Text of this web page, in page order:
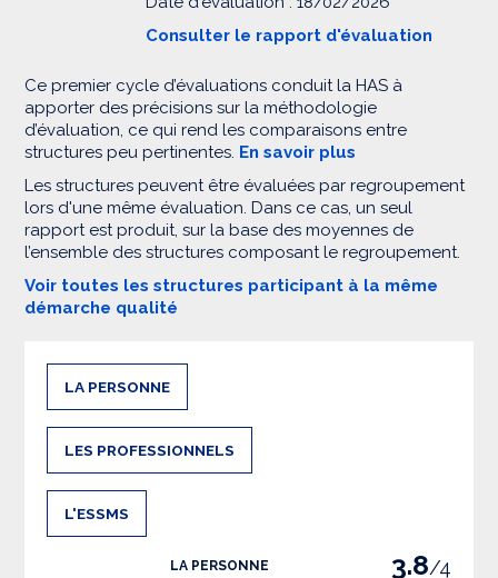
Consulter le rapport d'évaluation
Ce premier cycle d’évaluations conduit la HAS à
apporter des précisions sur la méthodologie
d’évaluation, ce qui rend les comparaisons entre
structures peu pertinentes. En savoir plus
Les structures peuvent être évaluées par regroupement
lors d'une même évaluation. Dans ce cas, un seul
rapport est produit, sur la base des moyennes de
l’ensemble des structures composant le regroupement.
Voir toutes les structures participant à la même
démarche qualité
LA PERSONNE
LES PROFESSIONNELS
L'ESSMS
LA PERSONNE 3.8/4